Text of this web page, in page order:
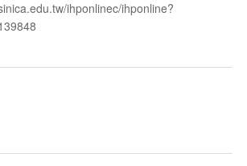
ihponlinec/ihponline?